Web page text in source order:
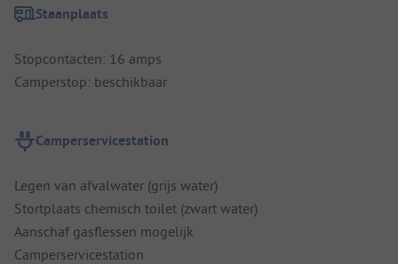
Staanplaats
Stopcontacten: 16 amps
Camperstop: beschikbaar
Camperservicestation
Legen van afvalwater (grijs water)
Stortplaats chemisch toilet (zwart water)
Aanschaf gasflessen mogelijk
Camperservicestation